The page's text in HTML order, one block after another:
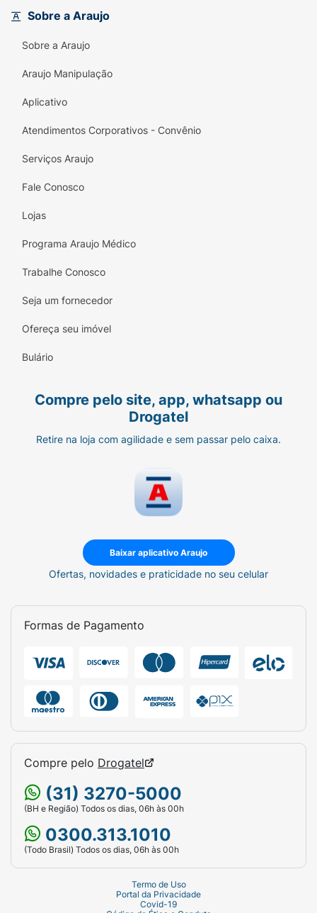
Sobre a Araujo
Sobre a Araujo
Araujo Manipulação
Aplicativo
Atendimentos Corporativos - Convênio
Serviços Araujo
Fale Conosco
Lojas
Programa Araujo Médico
Trabalhe Conosco
Seja um fornecedor
Ofereça seu imóvel
Bulário
Compre pelo site, app, whatsapp ou
Drogatel
Retire na loja com agilidade e sem passar pelo caixa.
Baixar aplicativo Araujo
Ofertas, novidades e praticidade no seu celular
Formas de Pagamento
Compre pelo Drogatel
(31) 3270-5000
(BH e Região) Todos os dias, 06h às 00h
0300.313.1010
(Todo Brasil) Todos os dias, 06h às 00h
Termo de Uso
Portal da Privacidade
Covid-19